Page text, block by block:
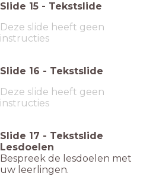
Slide 15 - Tekstslide
Deze slide heeft geen
instructies
Slide 16 - Tekstslide
Deze slide heeft geen
instructies
Slide 17 - Tekstslide
Lesdoelen
Bespreek de lesdoelen met
uw leerlingen.